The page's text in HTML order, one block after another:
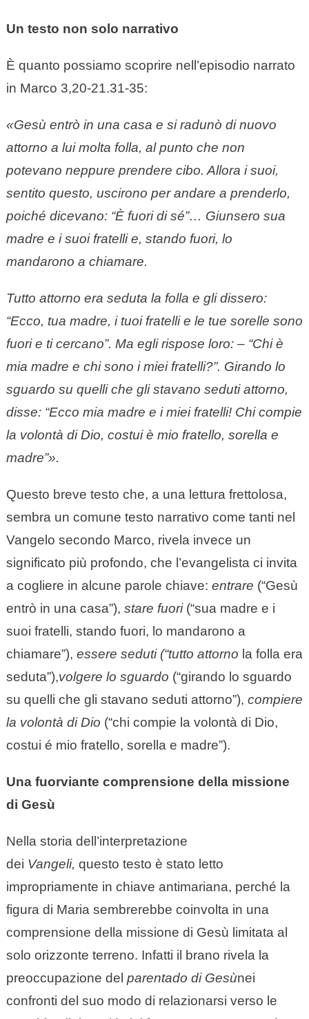
Un testo non solo narrativo
È quanto possiamo scoprire nell’episodio narrato
in Marco 3,20-21.31-35:
«Gesù entrò in una casa e si radunò di nuovo
attorno a lui molta folla, al punto che non
potevano neppure prendere cibo. Allora i suoi,
sentito questo, uscirono per andare a prenderlo,
poiché dicevano: “È fuori di sé”… Giunsero sua
madre e i suoi fratelli e, stando fuori, lo
mandarono a chiamare.
Tutto attorno era seduta la folla e gli dissero:
“Ecco, tua madre, i tuoi fratelli e le tue sorelle sono
fuori e ti cercano”. Ma egli rispose loro: – “Chi è
mia madre e chi sono i miei fratelli?”. Girando lo
sguardo su quelli che gli stavano seduti attorno,
disse: “Ecco mia madre e i miei fratelli! Chi compie
la volontà di Dio, costui è mio fratello, sorella e
madre”».
Questo breve testo che, a una lettura frettolosa,
sembra un comune testo narrativo come tanti nel
Vangelo secondo Marco, rivela invece un
significato più profondo, che l’evangelista ci invita
a cogliere in alcune parole chiave: entrare (“Gesù
entrò in una casa”), stare fuori (“sua madre e i
suoi fratelli, stando fuori, lo mandarono a
chiamare”), essere seduti (“tutto attorno la folla era
seduta”),volgere lo sguardo (“girando lo sguardo
su quelli che gli stavano seduti attorno”), compiere
la volontà di Dio (“chi compie la volontà di Dio,
costui é mio fratello, sorella e madre”).
Una fuorviante comprensione della missione
di Gesù
Nella storia dell’interpretazione
dei Vangeli, questo testo è stato letto
impropriamente in chiave antimariana, perché la
figura di Maria sembrerebbe coinvolta in una
comprensione della missione di Gesù limitata al
solo orizzonte terreno. Infatti il brano rivela la
preoccupazione del parentado di Gesùnei
confronti del suo modo di relazionarsi verso le